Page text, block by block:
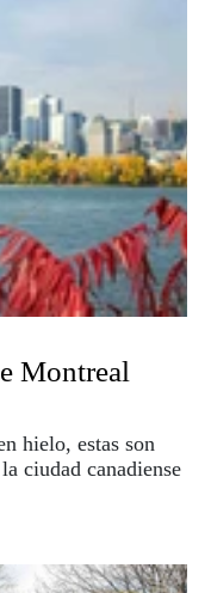
Montreal
hielo, estas son
ciudad canadiense